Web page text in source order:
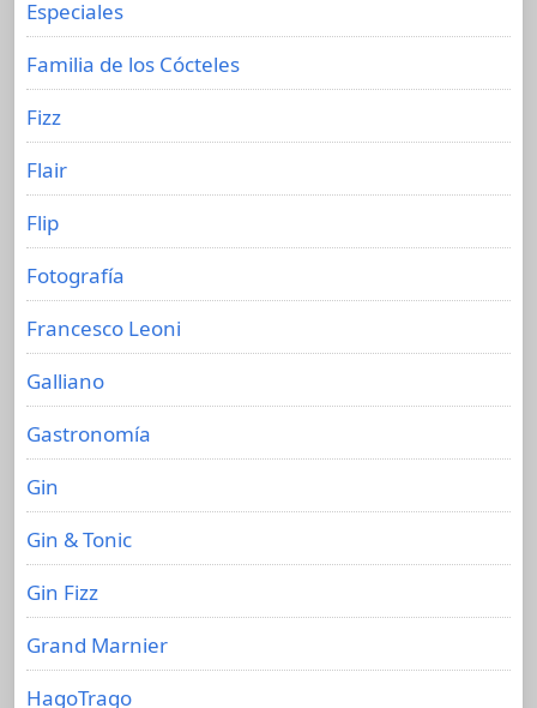
Especiales
Familia de los Cócteles
Fizz
Flair
Flip
Fotografía
Francesco Leoni
Galliano
Gastronomía
Gin
Gin & Tonic
Gin Fizz
Grand Marnier
HagoTrago